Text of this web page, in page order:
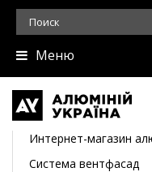
Меню
Интернет-магазин
Система вентфасад